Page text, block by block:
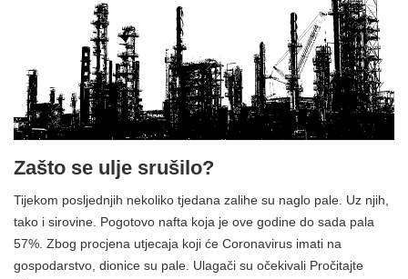
Zašto se ulje srušilo?
Tijekom posljednjih nekoliko tjedana zalihe su naglo pale. Uz njih,
tako i sirovine. Pogotovo nafta koja je ove godine do sada pala
57%. Zbog procjena utjecaja koji će Coronavirus imati na
gospodarstvo, dionice su pale. Ulagači su očekivali Pročitajte